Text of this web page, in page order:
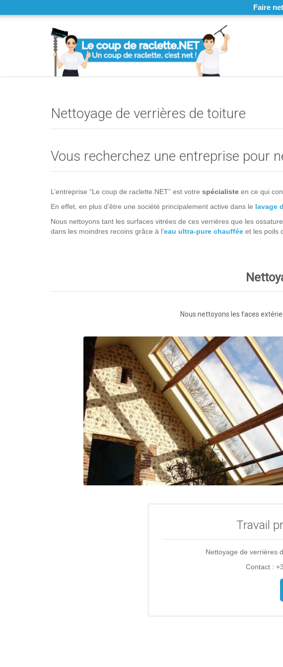
Faire
Nettoyage de verrières de toiture
Vous recherchez une entreprise pour
L’entreprise “Le coup de raclette.NET” est votre spécialiste en ce qui
En effet, en plus d’être une société principalement active dans le lavage
Nous nettoyons tant les surfaces vitrées de ces verrières que les
dans les moindres recoins grâce à l’eau ultra-pure chauffée et les poils
Nous nettoyons les faces
Travail
Nettoyage de verrières
Contact :